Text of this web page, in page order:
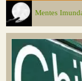
Mentes